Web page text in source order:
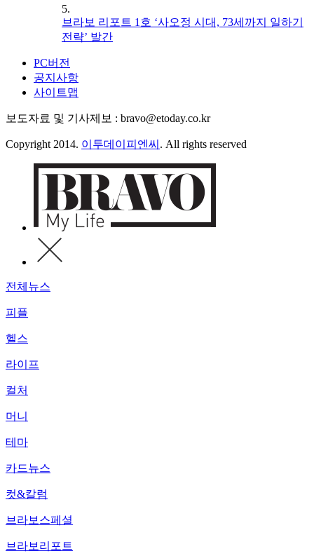
5.
브라보 리포트 1호 ‘사오정 시대, 73세까지 일하기
전략’ 발간
PC버전
공지사항
사이트맵
보도자료 및 기사제보 : bravo@etoday.co.kr
Copyright 2014. 이투데이피엔씨 . All rights reserved
전체뉴스
피플
헬스
라이프
컬처
머니
테마
카드뉴스
컷&칼럼
브라보스페셜
브라보리포트